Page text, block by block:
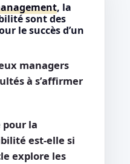
, la
sont des
le succès d’un
managers
à s’affirmer
la
est-elle si
explore les